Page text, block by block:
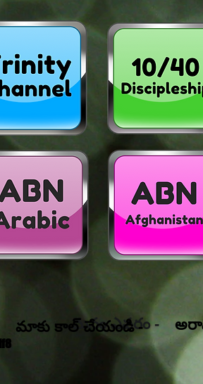
మనం ఎవరం -
మాకు కాల్ చేయండి -